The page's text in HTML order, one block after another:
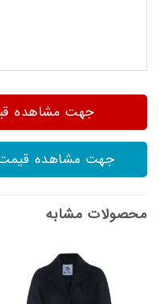
جهت مشاهده
جهت مشاهده
محصولات مشابه